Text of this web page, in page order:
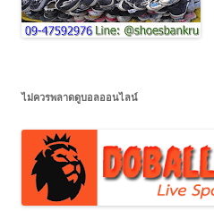
ไม่ควรพลาดดูบอลออนไลน์